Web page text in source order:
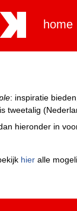
home
: inspiratie
tweetalig
hieronder in
hier alle